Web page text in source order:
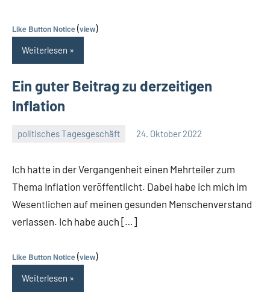
Like Button Notice(view)
Weiterlesen
Ein guter Beitrag zu derzeitigen
Inflation
politisches Tagesgeschäft 24. Oktober 2022
Guetti
Keine
Ich hatte in der Vergangenheit einen Mehrteiler zum
Thema Inflation veröffentlicht. Dabei habe ich mich im
Wesentlichen auf meinen gesunden Menschenverstand
verlassen. Ich habe auch […]
Like Button Notice(view)
Weiterlesen